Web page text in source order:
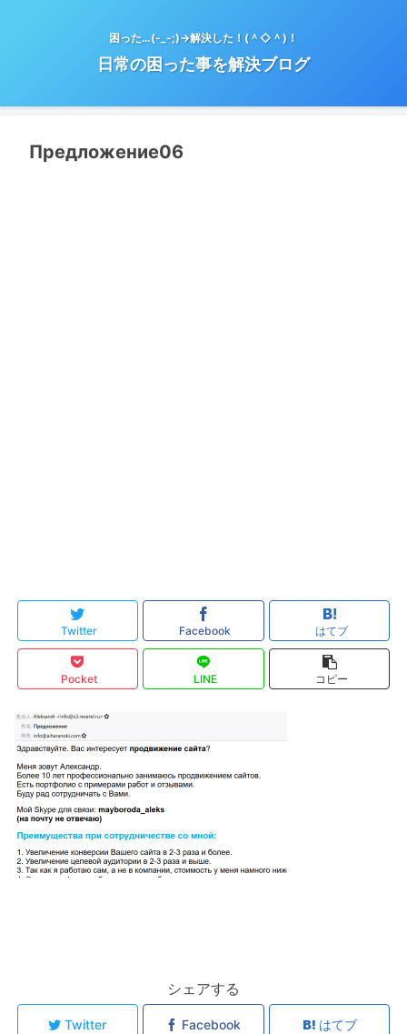
困った…(-_-;)→解決した！(＾◇＾)！
日常の困った事を解決ブログ
Предложение06
Twitter Facebook はてブ
Pocket LINE コピー
シェアする
Twitter Facebook はてブ